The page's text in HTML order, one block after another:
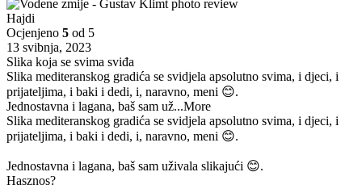
Hajdi
Ocjenjeno 5 od 5
13 svibnja, 2023
Slika koja se svima sviđa
Slika mediteranskog gradića se svidjela apsolutno svima, i djeci, i
prijateljima, i baki i dedi, i, naravno, meni 😊.
Jednostavna i lagana, baš sam už...More
Slika mediteranskog gradića se svidjela apsolutno svima, i djeci, i
prijateljima, i baki i dedi, i, naravno, meni 😊.
Jednostavna i lagana, baš sam uživala slikajući 😊.
Hasznos?